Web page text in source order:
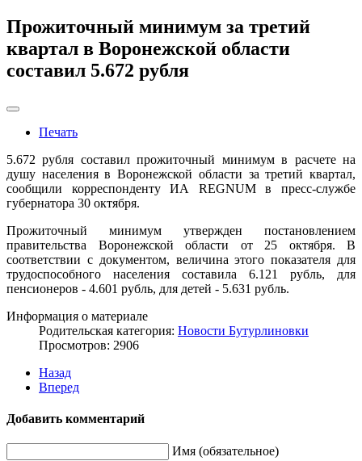
Прожиточный минимум за третий
квартал в Воронежской области
составил 5.672 рубля
Печать
5.672 рубля составил прожиточный минимум в расчете на
душу населения в Воронежской области за третий квартал,
сообщили корреспонденту ИА REGNUM в пресс-службе
губернатора 30 октября.
Прожиточный минимум утвержден постановлением
правительства Воронежской области от 25 октября. В
соответствии с документом, величина этого показателя для
трудоспособного населения составила 6.121 рубль, для
пенсионеров - 4.601 рубль, для детей - 5.631 рубль.
Информация о материале
Родительская категория: Новости Бутурлиновки
Просмотров: 2906
Назад
Вперед
Добавить комментарий
Имя (обязательное)